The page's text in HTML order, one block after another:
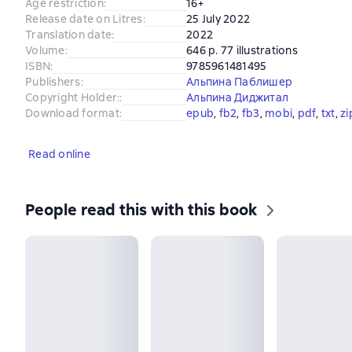
Age restriction:
16+
Release date on Litres:
25 July 2022
Translation date:
2022
Volume:
646 p. 77 illustrations
ISBN:
9785961481495
Publishers:
Альпина Паблишер
Copyright Holder::
Альпина Диджитал
Download format: epub, fb2, fb3, mobi, pdf, txt,
Read online
People read this with this book